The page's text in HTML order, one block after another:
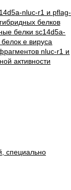
специально